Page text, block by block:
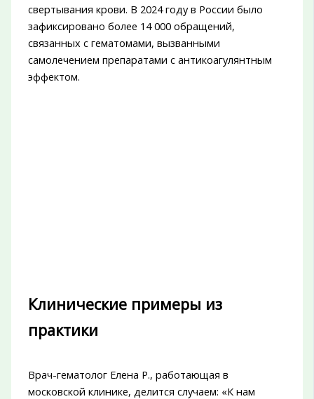
свертывания крови. В 2024 году в России было
зафиксировано более 14 000 обращений,
связанных с гематомами, вызванными
самолечением препаратами с антикоагулянтным
эффектом.
Клинические примеры из
практики
Врач-гематолог Елена Р., работающая в
московской клинике, делится случаем: «К нам